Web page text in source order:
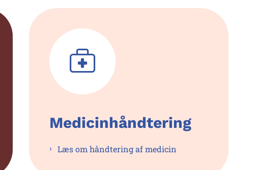
Medicinhåndtering
Læs om håndtering af medicin